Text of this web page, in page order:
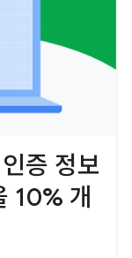
증 정보
10% 개